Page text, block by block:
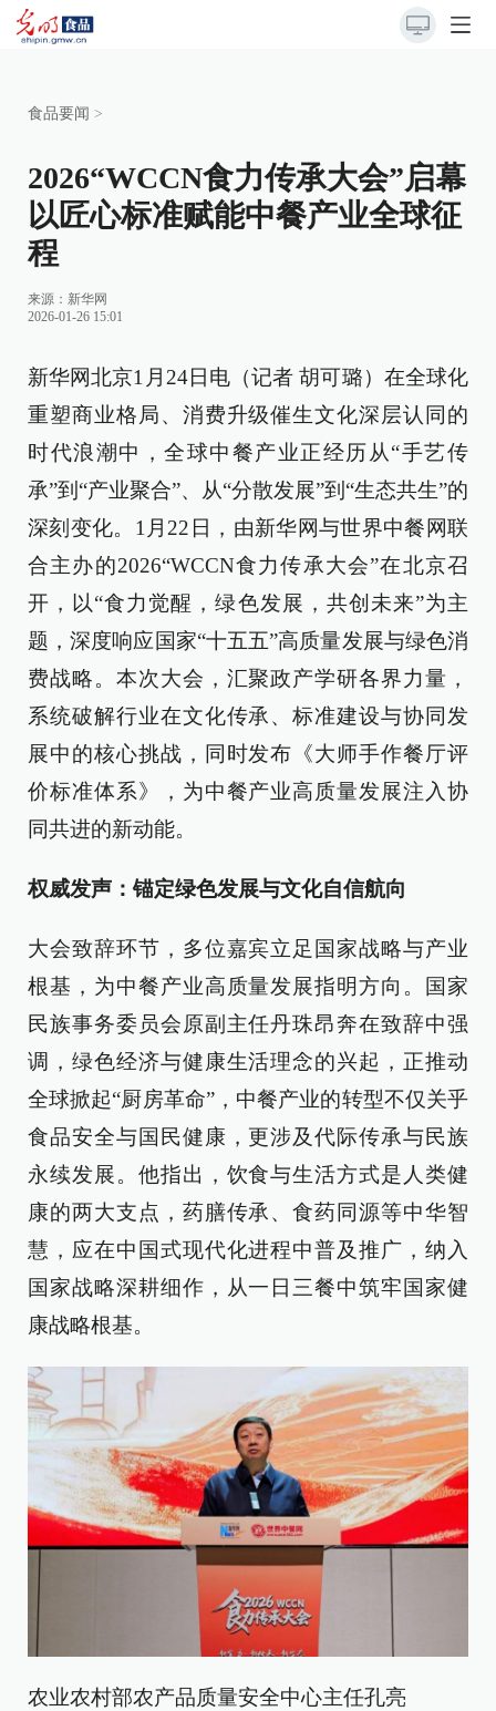
食品要闻 >
2026“WCCN食力传承大会”启幕
以匠心标准赋能中餐产业全球征
程
来源： 新华网
2026-01-26 15:01
新华网北京1月24日电（记者 胡可璐）在全球化
重塑商业格局、消费升级催生文化深层认同的
时代浪潮中，全球中餐产业正经历从“手艺传
承”到“产业聚合”、从“分散发展”到“生态共生”的
深刻变化。1月22日，由新华网与世界中餐网联
合主办的2026“WCCN食力传承大会”在北京召
开，以“食力觉醒，绿色发展，共创未来”为主
题，深度响应国家“十五五”高质量发展与绿色消
费战略。本次大会，汇聚政产学研各界力量，
系统破解行业在文化传承、标准建设与协同发
展中的核心挑战，同时发布《大师手作餐厅评
价标准体系》，为中餐产业高质量发展注入协
同共进的新动能。
权威发声：锚定绿色发展与文化自信航向
大会致辞环节，多位嘉宾立足国家战略与产业
根基，为中餐产业高质量发展指明方向。国家
民族事务委员会原副主任丹珠昂奔在致辞中强
调，绿色经济与健康生活理念的兴起，正推动
全球掀起“厨房革命”，中餐产业的转型不仅关乎
食品安全与国民健康，更涉及代际传承与民族
永续发展。他指出，饮食与生活方式是人类健
康的两大支点，药膳传承、食药同源等中华智
慧，应在中国式现代化进程中普及推广，纳入
国家战略深耕细作，从一日三餐中筑牢国家健
康战略根基。
农业农村部农产品质量安全中心主任孔亮